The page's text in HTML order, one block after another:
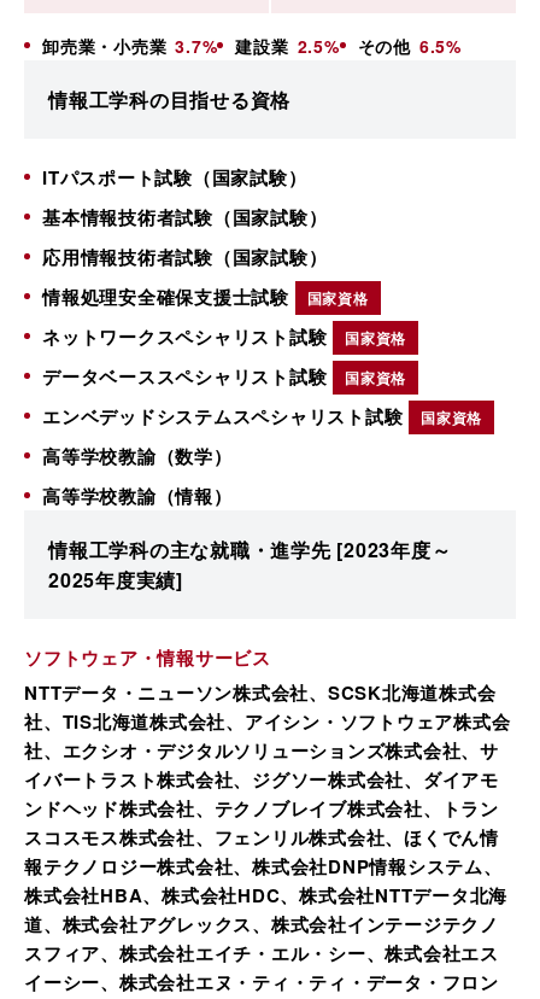
卸売業・小売業 3.7% 建設業 2.5% その他 6.5%
情報工学科の目指せる資格
ITパスポート試験（国家試験）
基本情報技術者試験（国家試験）
応用情報技術者試験（国家試験）
情報処理安全確保支援士試験
国家資格
ネットワークスペシャリスト試験 国家資格
データベーススペシャリスト試験 国家資格
エンベデッドシステムスペシャリスト試験 国家資格
高等学校教諭（数学）
高等学校教諭（情報）
情報工学科の主な就職・進学先 [2023年度～
2025年度実績]
ソフトウェア・情報サービス
NTTデータ・ニューソン株式会社、SCSK北海道株式会
社、TIS北海道株式会社、アイシン・ソフトウェア株式会
社、エクシオ・デジタルソリューションズ株式会社、サ
イバートラスト株式会社、ジグソー株式会社、ダイアモ
ンドヘッド株式会社、テクノブレイブ株式会社、トラン
スコスモス株式会社、フェンリル株式会社、ほくでん情
報テクノロジー株式会社、株式会社DNP情報システム、
株式会社HBA、株式会社HDC、株式会社NTTデータ北海
道、株式会社アグレックス、株式会社インテージテクノ
スフィア、株式会社エイチ・エル・シー、株式会社エス
イーシー、株式会社エヌ・ティ・ティ・データ・フロン